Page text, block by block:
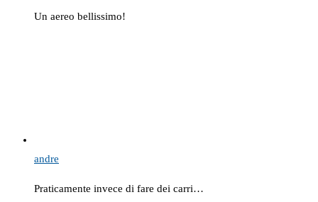
Un aereo bellissimo!
andre
Praticamente invece di fare dei carri…